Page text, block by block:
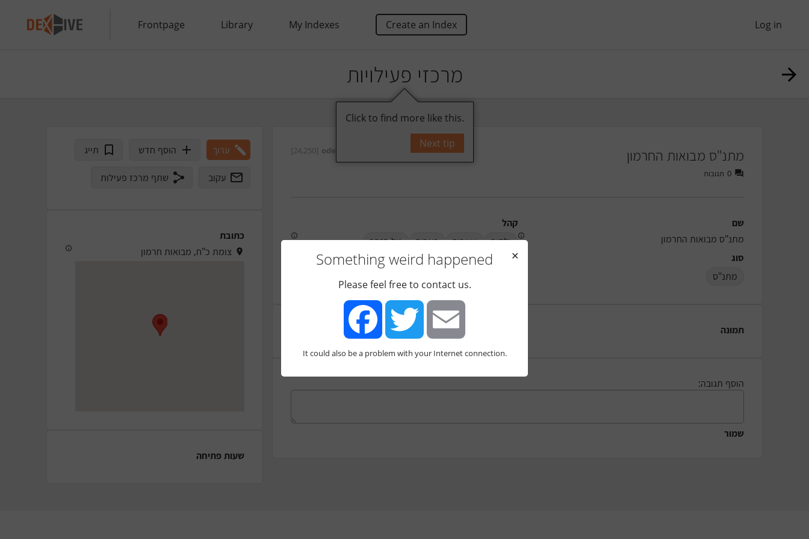
Frontpage Library My Indexes Create an Index Log in
מרכזי פעילויות
מתנ"ס מבואות החרמון oded
[24,250]
0 תגובות
שם
מתנ"ס מבואות החרמון
קהל
ילדים
צעירים בוגרים
גיל הזהב
סוג
מתנ"ס
טלפון
תמונה
הוסף תגובה:
שמור
ערוך הוסף חדש תייג
עקוב שתף מרכז פעילות
כתובת
צומת כ"ח, מבואות חרמון
שעות פתיחה
Something weird happened ✕
Please feel free to contact us.
FacebookTwitter Email
It could also be a problem with your Internet connection.
Click to find more like this.
Next tip